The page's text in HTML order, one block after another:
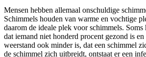
Mensen hebben allemaal onschuldige
Schimmels houden van warme en vochtige
daarom de ideale plek voor schimmels.
dat iemand niet honderd procent gezond is en
weerstand ook minder is, dat een schimmel
de schimmel zich uitbreidt, ontstaat er een